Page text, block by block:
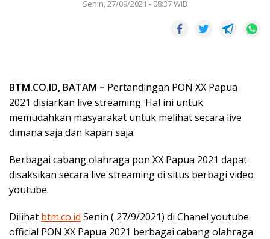
Senin, 27/09/2021 - 08:37 WIB
BTM.CO.ID, BATAM – Pertandingan PON XX Papua
2021 disiarkan live streaming. Hal ini untuk
memudahkan masyarakat untuk melihat secara live
dimana saja dan kapan saja.
Berbagai cabang olahraga pon XX Papua 2021 dapat
disaksikan secara live streaming di situs berbagi video
youtube.
Dilihat btm.co.id Senin ( 27/9/2021) di Chanel youtube
official PON XX Papua 2021 berbagai cabang olahraga